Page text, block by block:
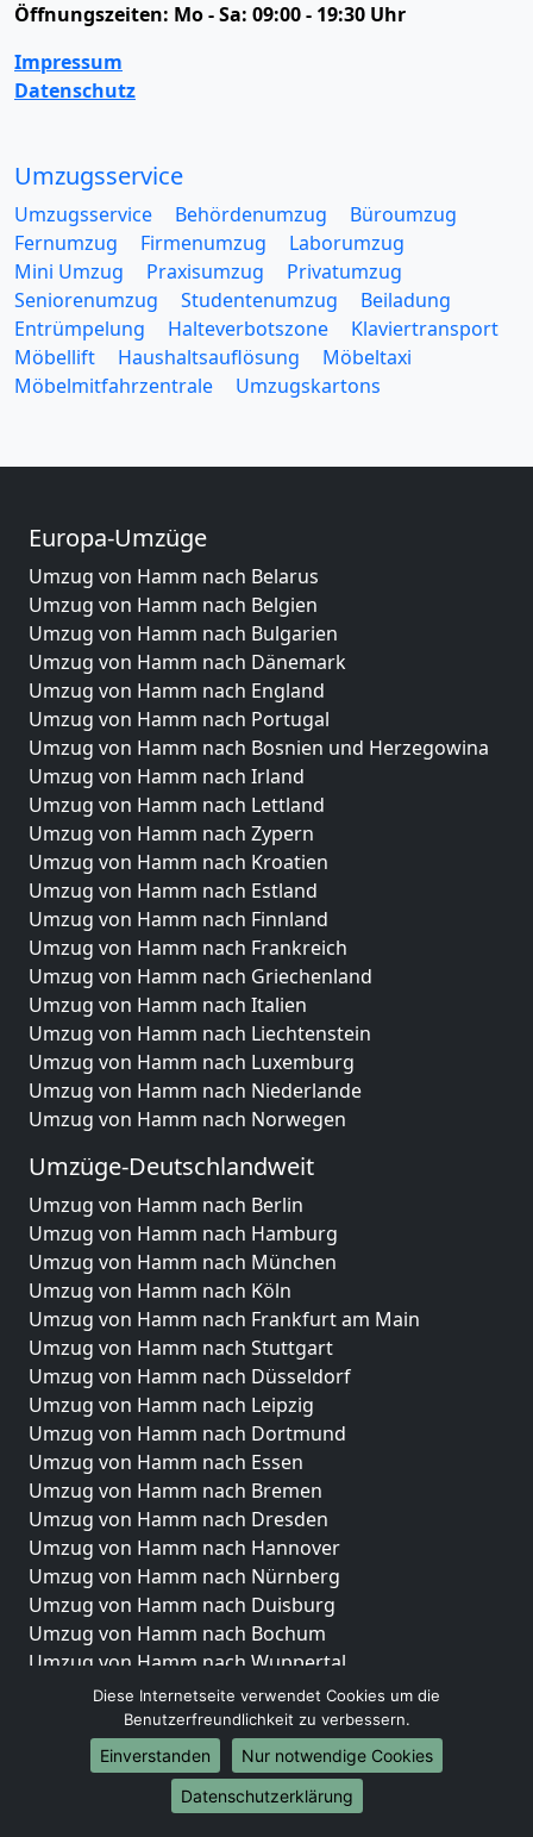
Öffnungszeiten: Mo - Sa: 09:00 - 19:30 Uhr
Impressum
Datenschutz
Umzugsservice
Umzugsservice Behördenumzug
Büroumzug
Fernumzug
Firmenumzug
Laborumzug
Mini Umzug
Praxisumzug
Privatumzug
Seniorenumzug
Studentenumzug
Beiladung
Entrümpelung
Halteverbotszone
Klaviertransport
Möbellift
Haushaltsauflösung
Möbeltaxi
Möbelmitfahrzentrale
Umzugskartons
Europa-Umzüge
Umzug von Hamm nach Belarus
Umzug von Hamm nach Belgien
Umzug von Hamm nach Bulgarien
Umzug von Hamm nach Dänemark
Umzug von Hamm nach England
Umzug von Hamm nach Portugal
Umzug von Hamm nach Bosnien und Herzegowina
Umzug von Hamm nach Irland
Umzug von Hamm nach Lettland
Umzug von Hamm nach Zypern
Umzug von Hamm nach Kroatien
Umzug von Hamm nach Estland
Umzug von Hamm nach Finnland
Umzug von Hamm nach Frankreich
Umzug von Hamm nach Griechenland
Umzug von Hamm nach Italien
Umzug von Hamm nach Liechtenstein
Umzug von Hamm nach Luxemburg
Umzug von Hamm nach Niederlande
Umzug von Hamm nach Norwegen
Umzüge-Deutschlandweit
Umzug von Hamm nach Berlin
Umzug von Hamm nach Hamburg
Umzug von Hamm nach München
Umzug von Hamm nach Köln
Umzug von Hamm nach Frankfurt am Main
Umzug von Hamm nach Stuttgart
Umzug von Hamm nach Düsseldorf
Umzug von Hamm nach Leipzig
Umzug von Hamm nach Dortmund
Umzug von Hamm nach Essen
Umzug von Hamm nach Bremen
Umzug von Hamm nach Dresden
Umzug von Hamm nach Hannover
Umzug von Hamm nach Nürnberg
Umzug von Hamm nach Duisburg
Umzug von Hamm nach Bochum
Umzug von Hamm nach Wuppertal
Umzug von Hamm nach Bielefeld
Umzug von Hamm nach Bonn
Umzug von Hamm nach Münster
Internationale-Umzüge
Diese Internetseite verwendet Cookies um die
Benutzerfreundlichkeit zu verbessern.
Einverstanden
Nur notwendige Cookies
Datenschutzerklärung